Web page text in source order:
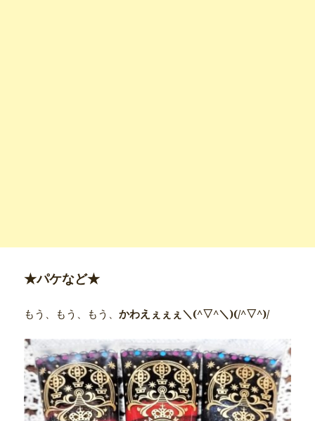
★パケなど★
もう、もう、もう、かわえぇぇぇ＼(^▽^＼)(/^▽^)/